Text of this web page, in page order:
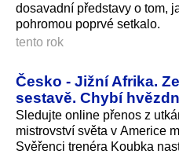
dosavadní představy o tom,
pohromou poprvé setkalo.
tento rok
Česko - Jižní Afrika.
sestavě. Chybí
Sledujte online přenos z
mistrovství světa v Americe
Svěřenci trenéra Koubka